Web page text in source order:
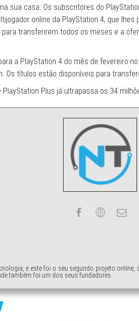
na sua casa. Os subscritores do
online da PlayStation 4, que
para transferirem todos os meses e a
a PlayStation 4 do mês de fevereiro
Os títulos estão disponíveis para
Plus já ultrapassa os 34
e este foi o seu segundo projeto
também foi um dos seus fundadores.